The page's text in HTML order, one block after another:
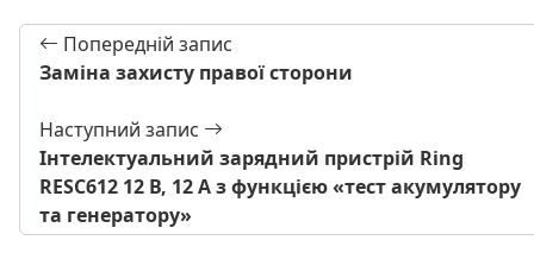
Попередній запис
Заміна захисту правої сторони
Наступний запис
Інтелектуальний зарядний пристрій Ring
RESC612 12 В, 12 А з функцією «тест акумулятору
та генератору»